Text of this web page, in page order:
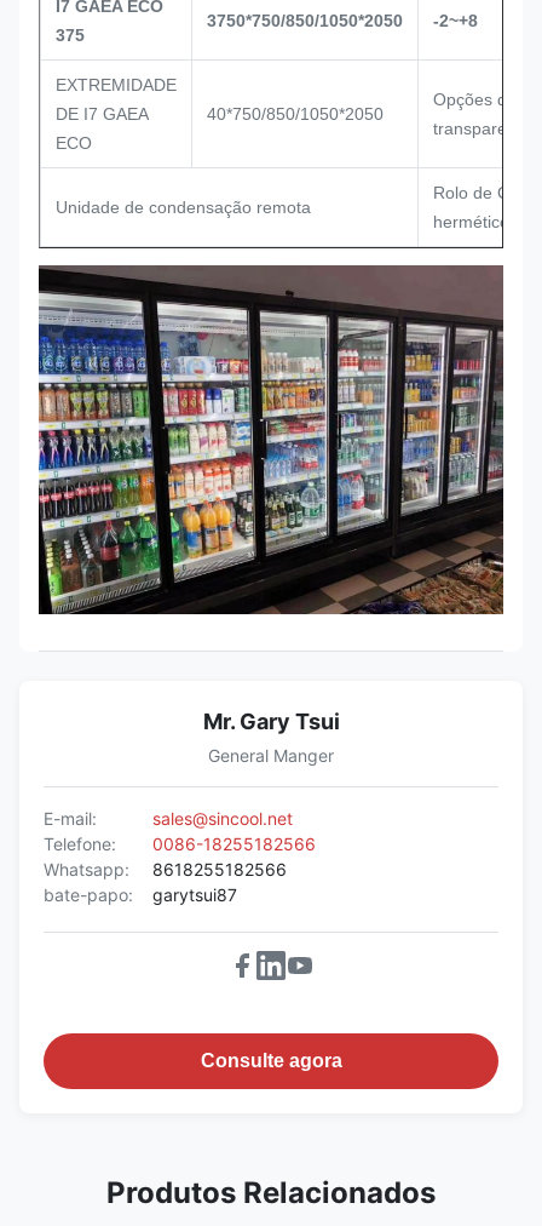
I7 GAEA ECO
375
3750*750/850/1050*2050 -2~+8
EXTREMIDADE
DE I7 GAEA
ECO
40*750/850/1050*2050
Opções do
transparente,
Unidade de condensação remota
Rolo de
hermético de
Mr. Gary Tsui
General Manger
E-mail:
sales@sincool.net
Telefone:
0086-18255182566
Whatsapp:
8618255182566
bate-papo:
garytsui87
Consulte agora
Produtos Relacionados